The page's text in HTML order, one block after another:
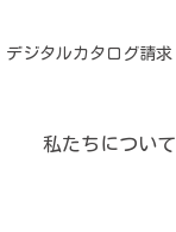
デジタルカタログ請求
私たちについて